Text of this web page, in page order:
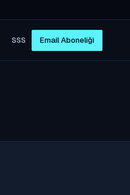
SSS Email Aboneliği